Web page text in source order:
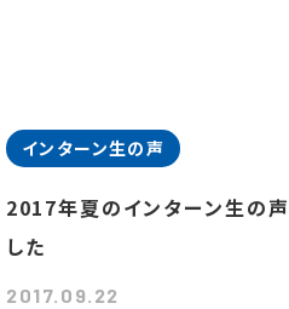
インターン生の声
2017年夏のインターン生の
した
2017.09.22